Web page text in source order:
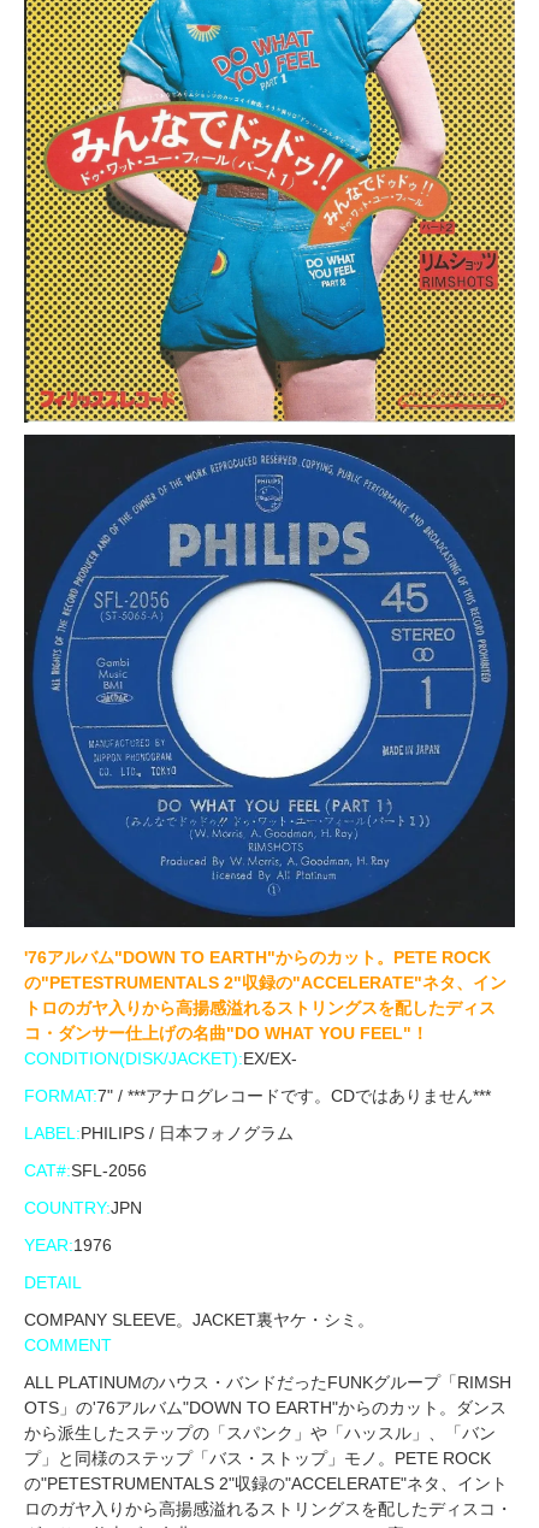
'76アルバム"DOWN TO EARTH"からのカット。PETE ROCK
の"PETESTRUMENTALS 2"収録の"ACCELERATE"ネタ、イン
トロのガヤ入りから高揚感溢れるストリングスを配したディス
コ・ダンサー仕上げの名曲"DO WHAT YOU FEEL"！
CONDITION(DISK/JACKET):EX/EX-
FORMAT:7" / ***アナログレコードです。CDではありません***
LABEL:PHILIPS / 日本フォノグラム
CAT#:SFL-2056
COUNTRY:JPN
YEAR:1976
DETAIL
COMPANY SLEEVE。JACKET裏ヤケ・シミ。
COMMENT
ALL PLATINUMのハウス・バンドだったFUNKグループ「RIMSH
OTS」の'76アルバム"DOWN TO EARTH"からのカット。ダンス
から派生したステップの「スパンク」や「ハッスル」、「バン
プ」と同様のステップ「バス・ストップ」モノ。PETE ROCK
の"PETESTRUMENTALS 2"収録の"ACCELERATE"ネタ、イント
ロのガヤ入りから高揚感溢れるストリングスを配したディスコ・